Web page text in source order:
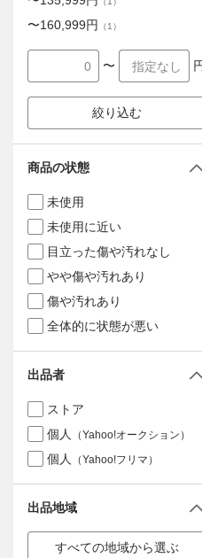
〜160,999円 （1 ）
〜
絞り込む
商品の状態
未使用
未使用に近い
目立った傷や汚れなし
やや傷や汚れあり
傷や汚れあり
全体的に状態が悪い
出品者
ストア
個人
（Yahoo!オークション）
個人 （Yahoo!フリマ）
出品地域
すべての地域から選ぶ